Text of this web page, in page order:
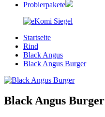
Probierpakete
Startseite
Rind
Black Angus
Black Angus Burger
Black Angus Burger